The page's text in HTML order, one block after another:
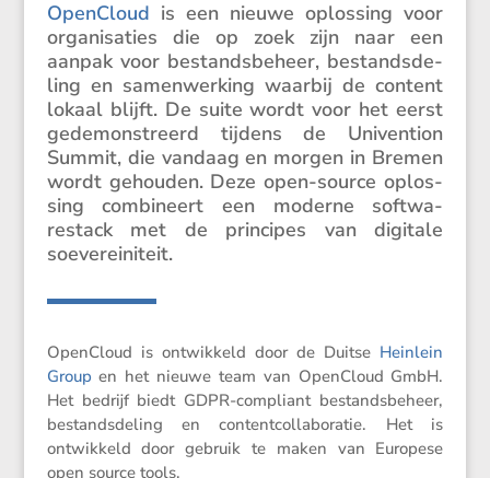
OpenCloud is een nieuwe oplos­sing voor
organi­sa­ties die op zoek zijn naar een
aanpak voor bestands­be­heer, bestands­de­
ling en samen­wer­king waarbij de content
lokaal blijft. De suite wordt voor het eerst
gedemon­streerd tijdens de Univen­tion
Summit, die vandaag en morgen in Bremen
wordt gehouden. Deze open-source oplos­
sing combi­neert een moderne softwa­
restack met de principes van digitale
soevereiniteit.
OpenCloud is ontwik­keld door de Duitse Heinlein
Group en het nieuwe team van OpenCloud GmbH.
Het bedrijf biedt GDPR-compliant bestands­be­heer,
bestands­de­ling en content­col­la­bo­ratie. Het is
ontwik­keld door gebruik te maken van Europese
open source tools.